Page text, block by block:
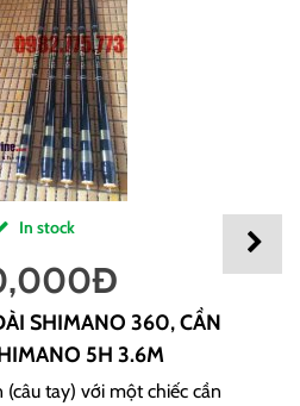
In stock
Đ
SHIMANO 360, CẦN
5H 3.6M
tay) với một chiếc cần